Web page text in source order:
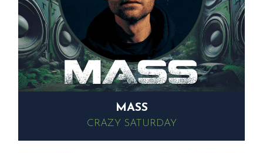
MASS
CRAZY SATURDAY